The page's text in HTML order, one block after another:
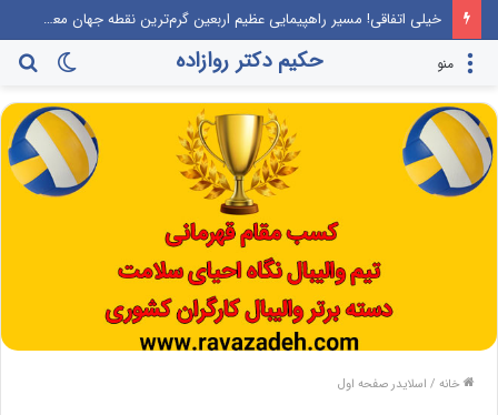
خیلی اتفاقی! مسیر راهپیمایی عظیم اربعین گرم‌ترین نقطه جهان معرفی می‌شود!
تغییر
پوسته
حکیم دکتر روازاده منو
خانه / اسلایدر صفحه اول